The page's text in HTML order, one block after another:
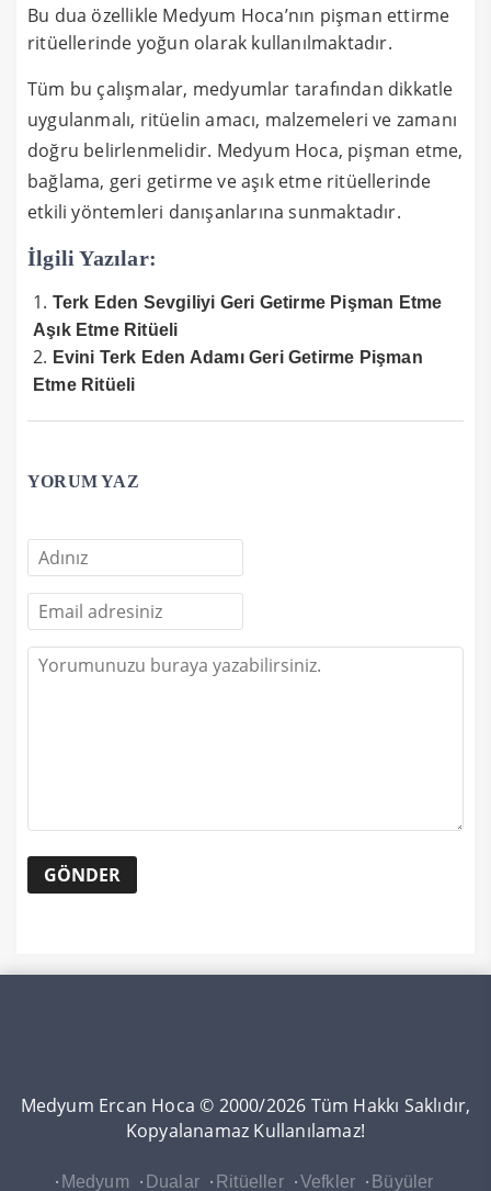
Bu dua özellikle Medyum Hoca’nın pişman ettirme
ritüellerinde yoğun olarak kullanılmaktadır.
Tüm bu çalışmalar, medyumlar tarafından dikkatle
uygulanmalı, ritüelin amacı, malzemeleri ve zamanı
doğru belirlenmelidir. Medyum Hoca, pişman etme,
bağlama, geri getirme ve aşık etme ritüellerinde
etkili yöntemleri danışanlarına sunmaktadır.
İlgili Yazılar:
Terk Eden Sevgiliyi Geri Getirme Pişman Etme
Aşık Etme Ritüeli
Evini Terk Eden Adamı Geri Getirme Pişman
Etme Ritüeli
YORUM YAZ
Medyum Ercan Hoca © 2000/2026 Tüm Hakkı Saklıdır,
Kopyalanamaz Kullanılamaz!
Medyum Dualar Ritüeller Vefkler Büyüler